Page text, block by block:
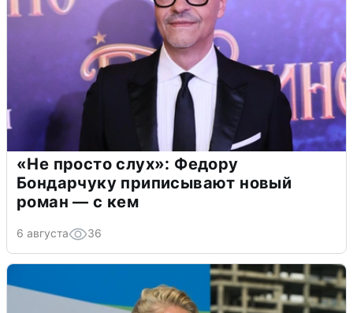
«Не просто слух»: Федору
Бондарчуку приписывают новый
роман — с кем
6 августа 36